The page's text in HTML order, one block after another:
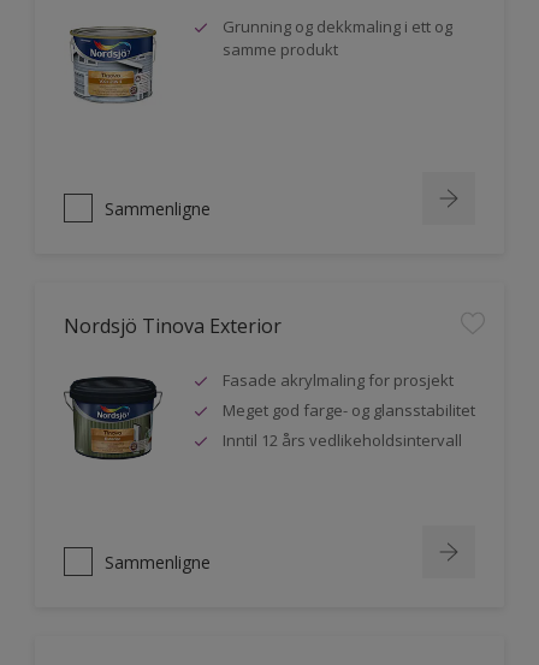
Grunning og dekkmaling i ett og
samme produkt
Sammenligne
Nordsjö Tinova Exterior
Fasade akrylmaling for prosjekt
Meget god farge- og glansstabilitet
Inntil 12 års vedlikeholdsintervall
Sammenligne